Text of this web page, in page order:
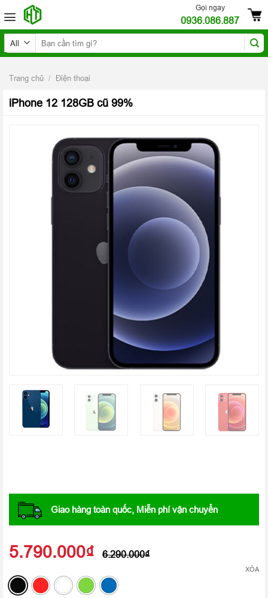
to
content
Gọi ngay
0936.086.887
Tìm
kiếm:
Trang chủ / Điện thoại
iPhone 12 128GB cũ 99%
Giao hàng toàn quốc, Miễn phí vận chuyển
5.790.000₫ 6.290.000₫
XÓA